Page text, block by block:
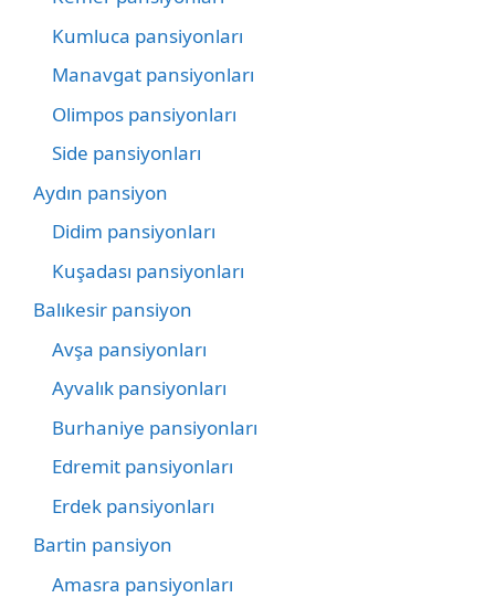
Kumluca pansiyonları
Manavgat pansiyonları
Olimpos pansiyonları
Side pansiyonları
Aydın pansiyon
Didim pansiyonları
Kuşadası pansiyonları
Balıkesir pansiyon
Avşa pansiyonları
Ayvalık pansiyonları
Burhaniye pansiyonları
Edremit pansiyonları
Erdek pansiyonları
Bartin pansiyon
Amasra pansiyonları